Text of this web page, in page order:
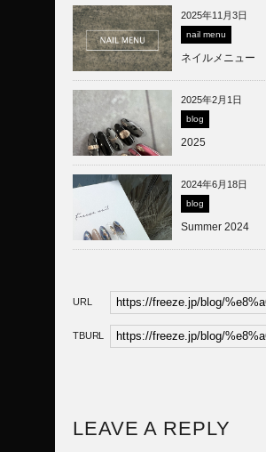
2025年11月3日
nail menu
ネイルメニュー
2025年2月1日
blog
2025
2024年6月18日
blog
Summer 2024
URL
TBURL
LEAVE A REPLY